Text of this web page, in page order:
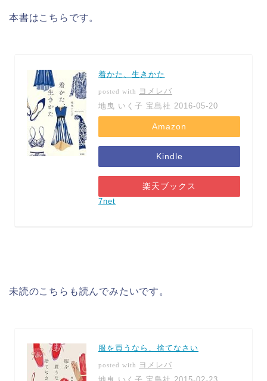
本書はこちらです。
着かた、生きかた
posted with
ヨメレバ
地曳 いく子 宝島社 2016-05-20
Amazon
Kindle
楽天ブックス
7net
未読のこちらも読んでみたいです。
服を買うなら、捨てなさい
posted with
ヨメレバ